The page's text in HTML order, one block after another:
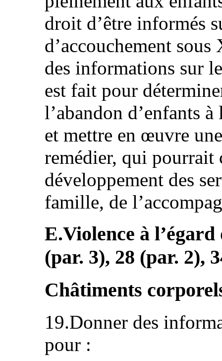
droit d’être informés
d’accouchement
des informations sur
est fait pour
l’abandon d’enfants
et mettre en œuvre
remédier, qui pourrait
développement des
famille, de
E.Violence à
(par. 3), 28 (par. 2),
Châtiments
19.Donner des
pour :